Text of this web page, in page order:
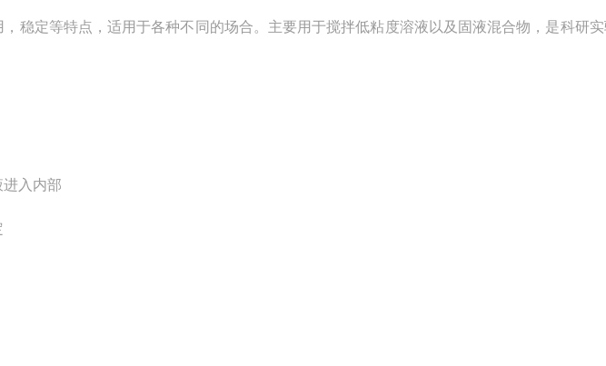
稳定等特点，适用于各种不同的场合。主要用于搅拌低粘度溶液以及固液混合物，是科研
入内部